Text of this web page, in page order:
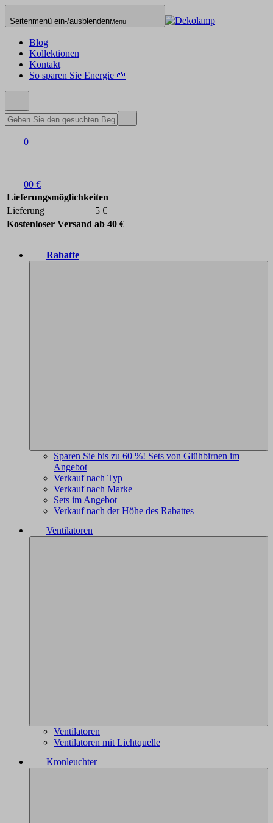
Seitenmenü ein-/ausblendenMenu
Blog
Kollektionen
Kontakt
So sparen Sie Energie 🌱
0
00 €
Lieferungsmöglichkeiten
Lieferung
5 €
Kostenloser Versand ab 40 €
Rabatte
Sparen Sie bis zu 60 %! Sets von Glühbirnen im
Angebot
Verkauf nach Typ
Verkauf nach Marke
Sets im Angebot
Verkauf nach der Höhe des Rabattes
Ventilatoren
Ventilatoren
Ventilatoren mit Lichtquelle
Kronleuchter